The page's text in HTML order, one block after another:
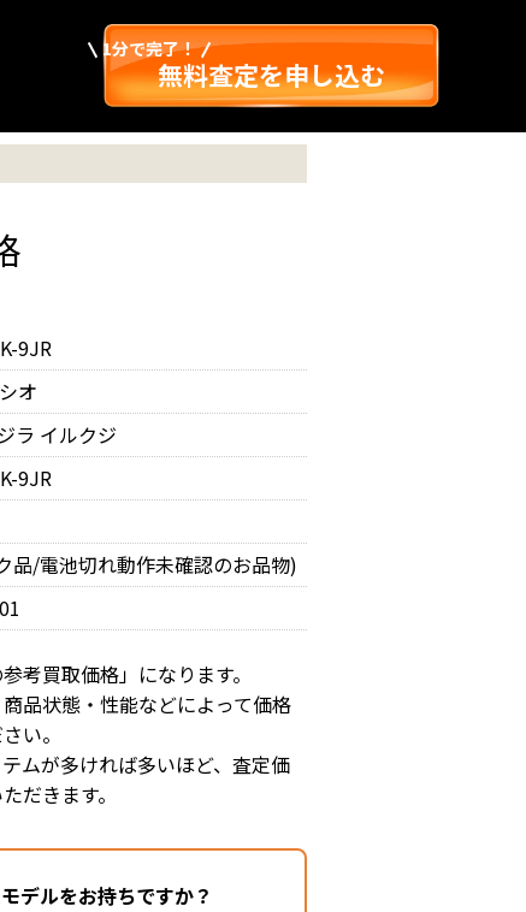
1分で完了！
無料査定を申し込む
9JR
オ
ラ イルクジ
9JR
品/電池切れ動作未確認のお品物)
考買取価格」になります。
品状態・性能などによって価格
い。
ムが多ければ多いほど、査定価
だきます。
デルをお持ちですか？